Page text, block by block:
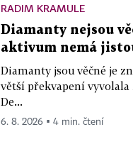
RADIM KRAMULE
Diamanty nejsou
aktivum nemá
Diamanty jsou věčné je
větší překvapení
De...
6. 8. 2026 ▪ 4 min. čtení